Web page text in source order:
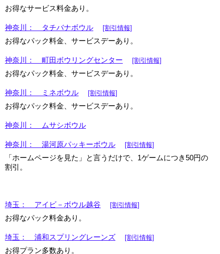
お得なサービス料金あり。
神奈川： タチバナボウル [割引情報]
お得なパック料金、サービスデーあり。
神奈川： 町田ボウリングセンター [割引情報]
お得なパック料金、サービスデーあり。
神奈川： ミネボウル [割引情報]
お得なパック料金、サービスデーあり。
神奈川： ムサシボウル
神奈川： 湯河原パッキーボウル [割引情報]
「ホームページを見た」と言うだけで、1ゲームにつき50円の
割引。
埼玉： アイビ－ボウル越谷 [割引情報]
お得なパック料金あり。
埼玉： 浦和スプリングレーンズ [割引情報]
お得プラン多数あり。